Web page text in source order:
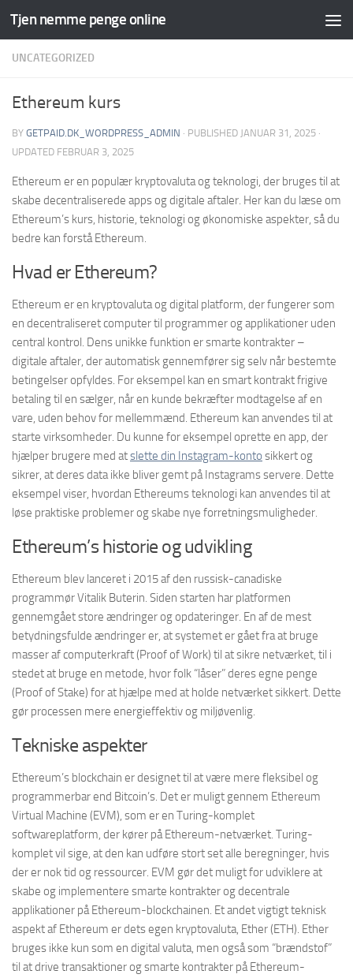
Skip to content
Tjen nemme penge online
UNCATEGORIZED
Ethereum kurs
BY GETPAID.DK_WORDPRESS_ADMIN · PUBLISHED JANUAR 31, 2025 ·
UPDATED FEBRUAR 3, 2025
Ethereum er en populær kryptovaluta og teknologi, der bruges til at
skabe decentraliserede apps og digitale aftaler. Her kan du læse om
Ethereum’s kurs, historie, teknologi og økonomiske aspekter, så du
bedre kan forstå Ethereum.
Hvad er Ethereum?
Ethereum er en kryptovaluta og digital platform, der fungerer som
en decentraliseret computer til programmer og applikationer uden
central kontrol. Dens unikke funktion er smarte kontrakter –
digitale aftaler, der automatisk gennemfører sig selv når bestemte
betingelser opfyldes. For eksempel kan en smart kontrakt frigive
betaling til en sælger, når en kunde bekræfter modtagelse af en
vare, uden behov for mellemmænd. Ethereum kan anvendes til at
starte virksomheder. Du kunne for eksempel oprette en app, der
hjælper brugere med atslette din Instagram-konto sikkert og
sikrer, at deres data ikke bliver gemt på Instagrams servere. Dette
eksempel viser, hvordan Ethereums teknologi kan anvendes til at
løse praktiske problemer og skabe nye forretningsmuligheder.
Ethereum’s historie og udvikling
Ethereum blev lanceret i 2015 af den russisk-canadiske
programmør Vitalik Buterin. Siden starten har platformen
gennemgået store ændringer og opdateringer. En af de mest
betydningsfulde ændringer er, at systemet er gået fra at bruge
masser af computerkraft (Proof of Work) til at sikre netværket, til i
stedet at bruge en metode, hvor folk “låser” deres egne penge
(Proof of Stake) for at hjælpe med at holde netværket sikkert. Dette
gør processen mere energieffektiv og miljøvenlig.
Tekniske aspekter
Ethereum’s blockchain er designet til at være mere fleksibel og
programmerbar end Bitcoin’s. Det er muligt gennem Ethereum
Virtual Machine (EVM), som er en Turing-komplet
softwareplatform, der kører på Ethereum-netværket. Turing-
komplet vil sige, at den kan udføre stort set alle beregninger, hvis
der er nok tid og ressourcer. EVM gør det muligt for udviklere at
skabe og implementere smarte kontrakter og decentrale
applikationer på Ethereum-blockchainen. Et andet vigtigt teknisk
aspekt af Ethereum er dets egen kryptovaluta, Ether (ETH). Ether
bruges ikke kun som en digital valuta, men også som “brændstof”
til at drive transaktioner og smarte kontrakter på Ethereum-